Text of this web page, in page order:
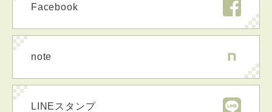
Facebook
note
LINEスタンプ